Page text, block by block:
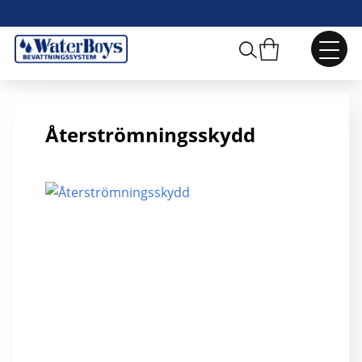
Återströmningsskydd R25, vätskekat. 4
Återströmningsskydd